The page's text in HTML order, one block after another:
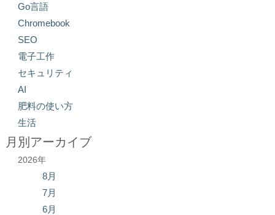
Go言語
Chromebook
SEO
電子工作
セキュリティ
AI
肥料の使い方
生活
月別アーカイブ
2026年
8月
7月
6月